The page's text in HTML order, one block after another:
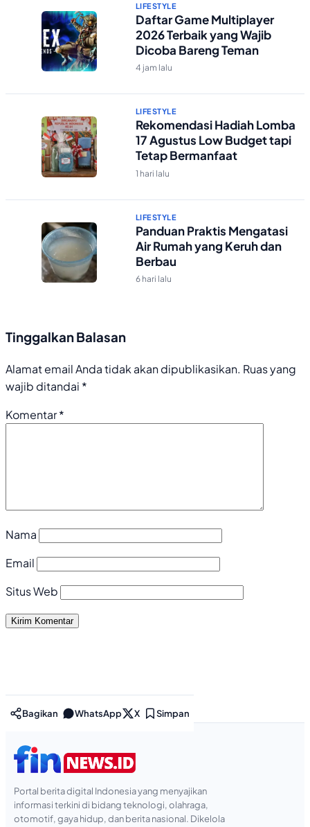
LIFESTYLE
Daftar Game Multiplayer
2026 Terbaik yang Wajib
Dicoba Bareng Teman
4 jam lalu
LIFESTYLE
Rekomendasi Hadiah Lomba
17 Agustus Low Budget tapi
Tetap Bermanfaat
1 hari lalu
LIFESTYLE
Panduan Praktis Mengatasi
Air Rumah yang Keruh dan
Berbau
6 hari lalu
Tinggalkan Balasan
Alamat email Anda tidak akan dipublikasikan. Ruas yang
wajib ditandai *
Komentar*
Nama
Email
Situs Web
Bagikan WhatsApp X Simpan
Portal berita digital Indonesia yang menyajikan
informasi terkini di bidang teknologi, olahraga,
otomotif, gaya hidup, dan berita nasional. Dikelola